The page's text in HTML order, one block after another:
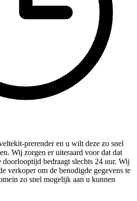
prerender en u wilt deze zo snel
Wij zorgen er uiteraard voor dat dat
doorlooptijd bedraagt slechts 24 uur. Wij
verkoper om de benodigde gegevens te
zo snel mogelijk aan u kunnen